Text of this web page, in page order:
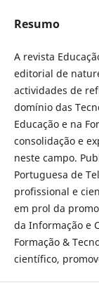
Resumo
A revista
editorial de
actividades de
domínio das
Educação e na
consolidação e
neste campo.
Portuguesa de
profissional e
em prol da
da Informação e
Formação &
científico,